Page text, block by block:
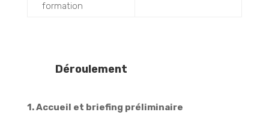
formation
Déroulement
1. Accueil et briefing préliminaire